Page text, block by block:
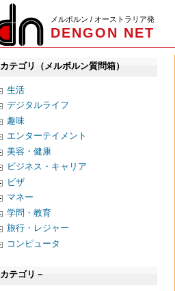
メルボルン / オーストラリア発
DENGON NET
カテゴリ（メルボルン質問箱）
生活
デジタルライフ
趣味
エンターテイメント
美容・健康
ビジネス・キャリア
ビザ
マネー
学問・教育
旅行・レジャー
コンピュータ
カテゴリ－